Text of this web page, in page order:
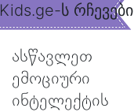
Kids.ge-ს რჩევები
ასწავლეთ
ემოციური
ინტელექტის